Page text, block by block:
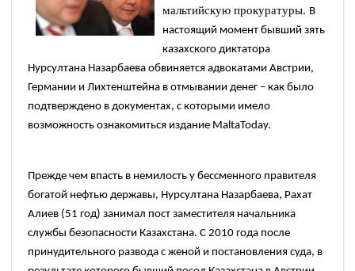
мальтийскую прокуратуры. В
настоящий момент бывший зять
казахского диктатора
Нурсултана Назарбаева обвиняется адвокатами Австрии,
Германии и Лихтенштейна в отмывании денег – как было
подтверждено в документах, с которыми имело
возможность ознакомиться издание MaltaToday.
Прежде чем впасть в немилость у бессменного правителя
богатой нефтью державы, Нурсултана Назарбаева, Рахат
Алиев (51 год) занимал пост заместителя начальника
службы безопасности Казахстана. С 2010 года после
принудительного развода с женой и постановления суда, в